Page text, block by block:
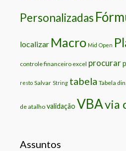
Personalizadas
localizar Macro Mid Open
controle financeiro excel procurar
resto Salvar String tabela Tabela
de atalho validação VBAvia
Assuntos